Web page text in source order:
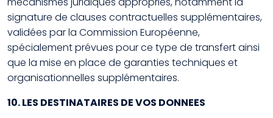
signature de clauses contractuelles supplémentaires,
validées par la Commission Européenne,
spécialement prévues pour ce type de transfert ainsi
que la mise en place de garanties techniques et
organisationnelles supplémentaires.
10. LES DESTINATAIRES DE VOS DONNEES